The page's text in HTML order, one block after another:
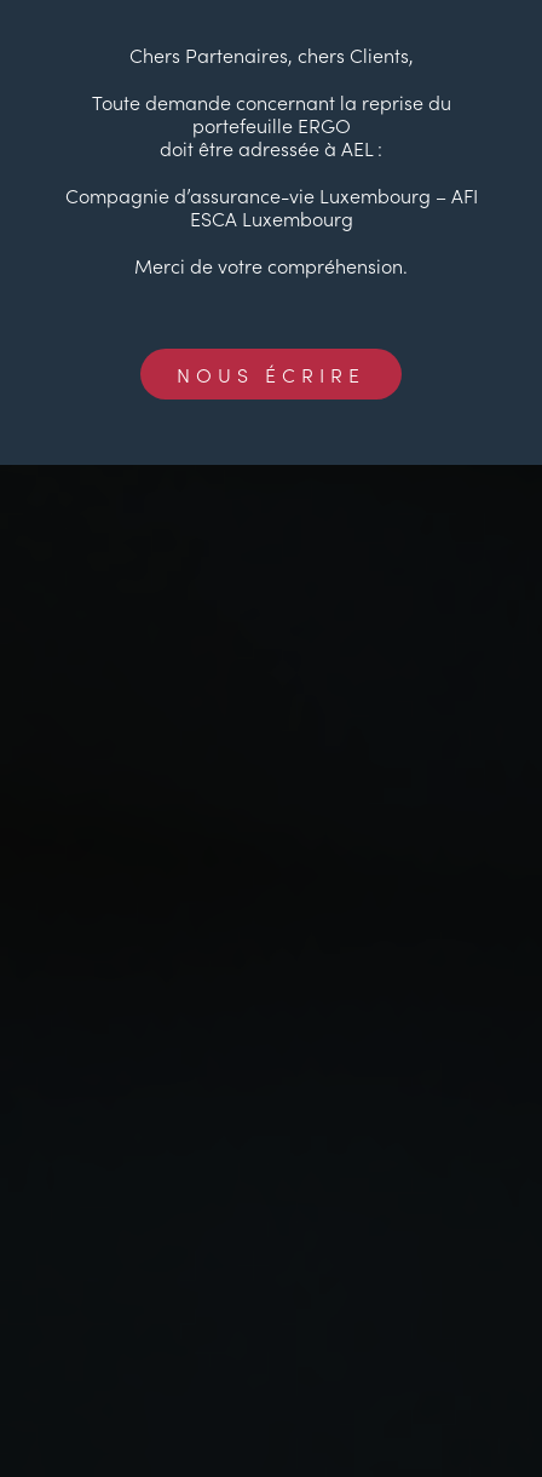
Chers Partenaires, chers Clients,
Toute demande concernant la reprise du
portefeuille ERGO
doit être adressée à AEL :
Compagnie d’assurance-vie Luxembourg – AFI
ESCA Luxembourg
Merci de votre compréhension.
NOUS ÉCRIRE